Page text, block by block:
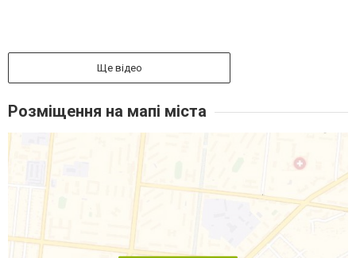
Ще відео
Розміщення на мапі міста